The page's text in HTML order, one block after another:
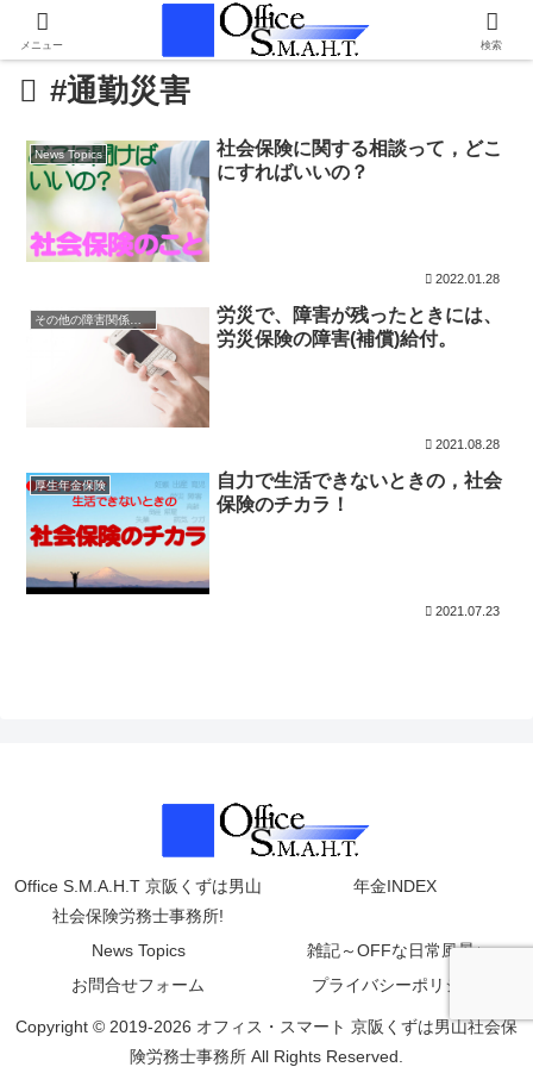
#通勤災害
News Topics
社会保険に関する相談って，どこ
にすればいいの？
2022.01.28
その他の障害関係の給付
労災で、障害が残ったときには、
労災保険の障害(補償)給付。
2021.08.28
厚生年金保険
自力で生活できないときの，社会
保険のチカラ！
2021.07.23
Office S.M.A.H.T 京阪くずは男山
社会保険労務士事務所!
年金INDEX
News Topics
雑記～OFFな日常風景♪
お問合せフォーム
プライバシーポリシー
Copyright © 2019-2026 オフィス・スマート 京阪くずは男山社会保
険労務士事務所 All Rights Reserved.
メニュー 検索